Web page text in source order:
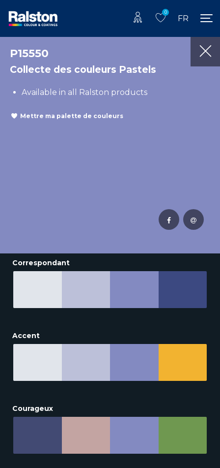
0
FR
P15550
Collecte des couleurs Pastels
Available in all Ralston products
Mettre ma palette de couleurs
Correspondant
Accent
Courageux